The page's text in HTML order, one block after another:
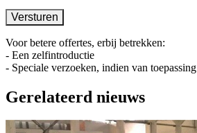
Voor betere offertes, erbij betrekken:
- Een zelfintroductie
- Speciale verzoeken, indien van toepassing
Gerelateerd nieuws